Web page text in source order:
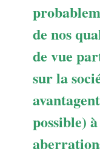
de nos
de vue
sur la
possible)